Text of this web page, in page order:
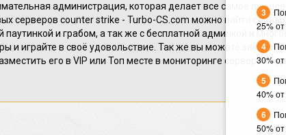
администрация, которая делает все самое
серверов counter strike - Turbo-CS.com можно найти сервер
паутинкой и грабом, а так же с бесплатной админкой и
и играйте в своё удовольствие. Так же вы можете
его в VIP или Топ месте в мониторинге серверов
25%
30%
40%
50%